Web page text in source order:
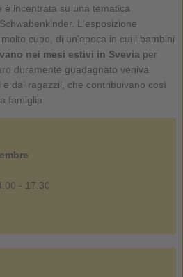
incentrata su una tematica
L'esposizione
cupo, di un'epoca in cui i bambini
nei mesi estivi in Svevia per
duramente guadagnato veniva
dai ragazzii, che contribuivano così
famiglia.
- 17.30